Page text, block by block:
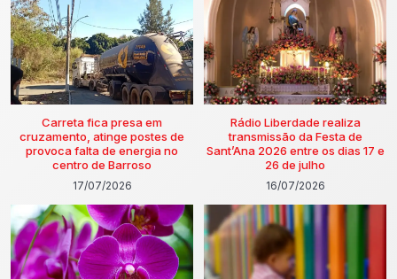
Carreta fica presa em
cruzamento, atinge postes de
provoca falta de energia no
centro de Barroso
17/07/2026
Rádio Liberdade realiza
transmissão da Festa de
Sant’Ana 2026 entre os dias 17 e
26 de julho
16/07/2026